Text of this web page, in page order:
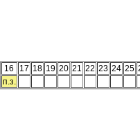
16 17 18 19 20 21 22 23 24 25
п.з.